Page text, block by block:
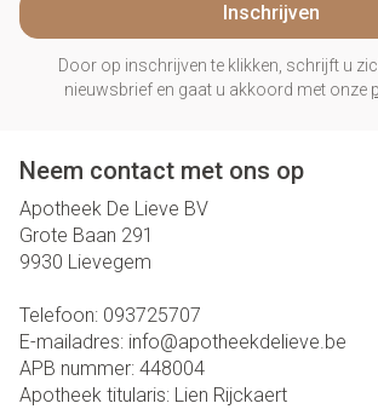
Inschrijven
Door op inschrijven te klikken, schrijft u
nieuwsbrief en gaat u akkoord met onze
Neem contact met ons op
Apotheek De Lieve BV
Grote Baan 291
9930 Lievegem
Telefoon: 093725707
E-mailadres: info@apotheekdelieve.be
APB nummer: 448004
Apotheek titularis: Lien Rijckaert